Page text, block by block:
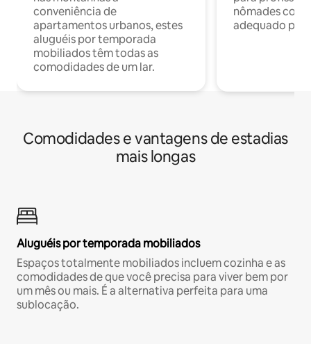
conveniência de
apartamentos urbanos, estes
aluguéis por temporada
mobiliados têm todas as
comodidades de um lar.
nômades com
adequado
Comodidades e vantagens de estadias
mais longas
Aluguéis por temporada mobiliados
Espaços totalmente mobiliados incluem cozinha e as
comodidades de que você precisa para viver bem por
um mês ou mais. É a alternativa perfeita para uma
sublocação.